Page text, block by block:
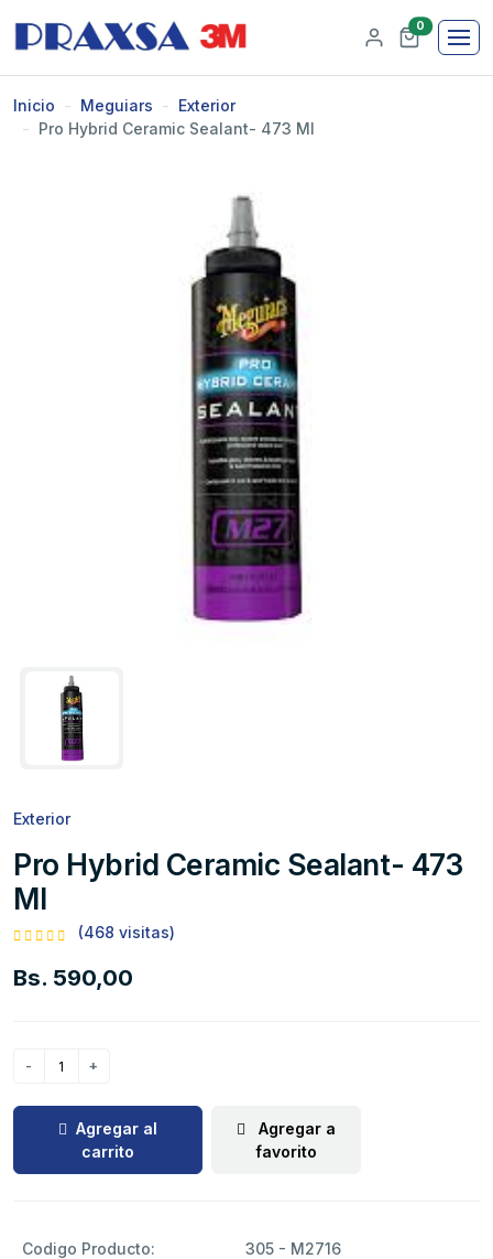
0
Inicio Meguiars
Exterior
Pro Hybrid Ceramic Sealant- 473 Ml
Exterior
Pro Hybrid Ceramic Sealant- 473
Ml
(468 visitas)
Bs. 590,00
Agregar al
carrito
Agregar a
favorito
Codigo Producto: 305 - M2716